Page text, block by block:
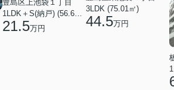
豊島区上池袋１丁目
21.5万円
3LDK (75.01㎡)
44.5万円